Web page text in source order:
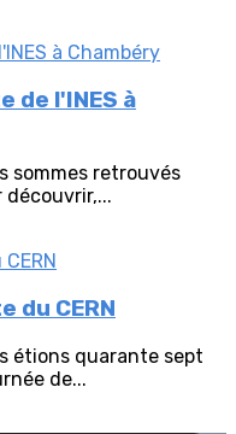
de l'INES à
sommes retrouvés
découvrir,...
du CERN
étions quarante sept
de...